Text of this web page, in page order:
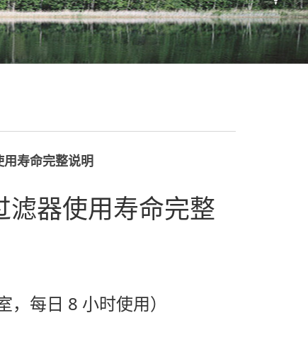
寿命完整说明
滤器使用寿命完整
每日 8 小时使用）